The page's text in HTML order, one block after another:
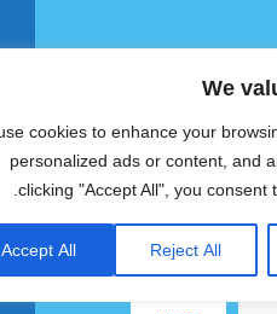
We
cookies to enhance your
personalized ads or content, and
clicking "Accept All", you consent
Reject All
Accept All
בישראל